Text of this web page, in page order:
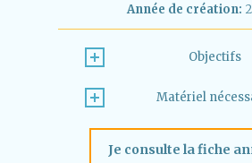
Année de création:
Objectifs
Matériel
Je consulte la fiche